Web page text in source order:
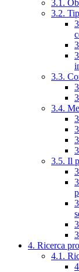
3.1.
3.2.
3.3.
3.4.
3.5. Il
4. Ricerca
4.1.